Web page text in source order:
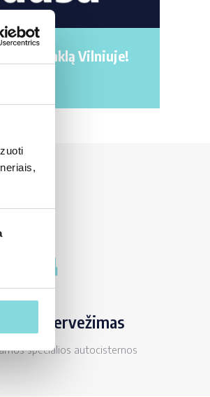
tinklą Vilniuje!
pervežimas
specialios autocisternos